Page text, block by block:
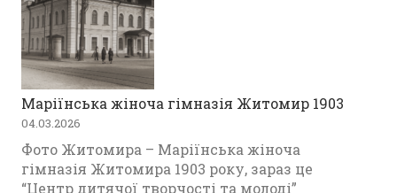
Маріїнська жіноча гімназія Житомир 1903
04.03.2026
Фото Житомира – Маріїнська жіноча
гімназія Житомира 1903 року, зараз це
“Центр дитячої творчості та молоді”